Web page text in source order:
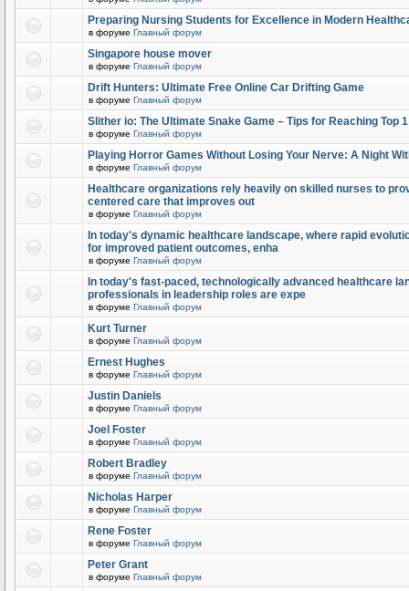
Preparing Nursing Students for Excellence in Modern
в форуме Главный форум
Singapore house mover
в форуме Главный форум
Drift Hunters: Ultimate Free Online Car Drifting Game
в форуме Главный форум
Slither io: The Ultimate Snake Game – Tips for Reaching Top
в форуме Главный форум
Playing Horror Games Without Losing Your Nerve: A Night
в форуме Главный форум
Healthcare organizations rely heavily on skilled nurses to
centered care that improves out
в форуме Главный форум
In today's dynamic healthcare landscape, where rapid
for improved patient outcomes, enha
в форуме Главный форум
In today's fast-paced, technologically advanced healthcare
professionals in leadership roles are expe
в форуме Главный форум
Kurt Turner
в форуме Главный форум
Ernest Hughes
в форуме Главный форум
Justin Daniels
в форуме Главный форум
Joel Foster
в форуме Главный форум
Robert Bradley
в форуме Главный форум
Nicholas Harper
в форуме Главный форум
Rene Foster
в форуме Главный форум
Peter Grant
в форуме Главный форум